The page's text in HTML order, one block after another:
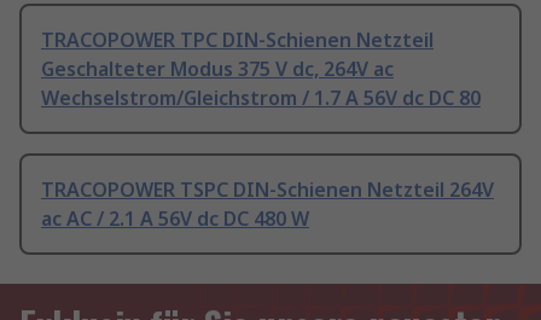
TRACOPOWER TPC DIN-Schienen Netzteil
Geschalteter Modus 375 V dc, 264V ac
Wechselstrom/Gleichstrom / 1.7 A 56V dc DC 80
TRACOPOWER TSPC DIN-Schienen Netzteil 264V
ac AC / 2.1 A 56V dc DC 480 W